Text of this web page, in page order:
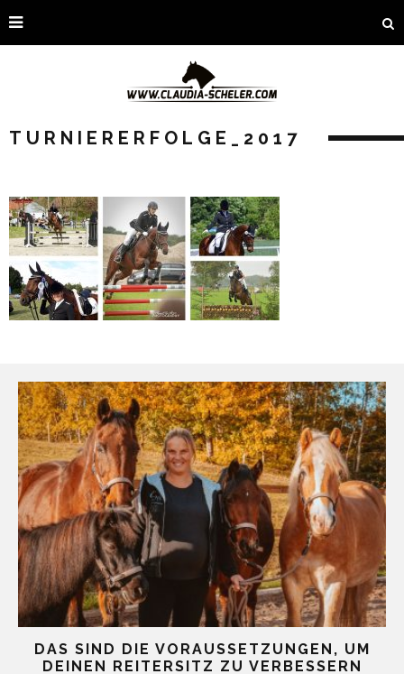
TURNIERERFOLGE_2017
DAS SIND DIE VORAUSSETZUNGEN, UM
DEINEN REITERSITZ ZU VERBESSERN